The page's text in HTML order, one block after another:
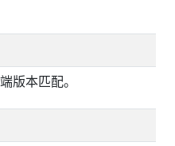
版本匹配。